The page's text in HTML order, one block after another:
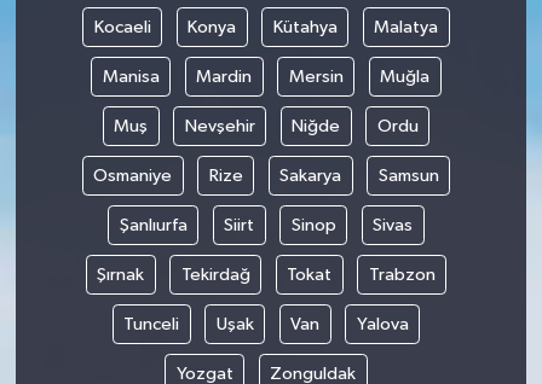
Kocaeli Konya Kütahya Malatya
Manisa Mardin Mersin Muğla
Muş Nevşehir Niğde Ordu
Osmaniye Rize Sakarya Samsun
Şanlıurfa Siirt Sinop Sivas
Şırnak Tekirdağ Tokat Trabzon
Tunceli Uşak Van Yalova
Yozgat Zonguldak